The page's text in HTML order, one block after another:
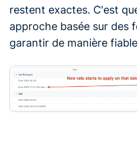
restent exactes. C'est
approche basée sur des
garantir de manière